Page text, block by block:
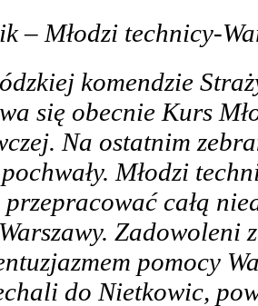
– Młodzi technicy-
komendzie
się obecnie Kurs
Na ostatnim
Młodzi
całą
Zadowoleni
pomocy
do Nietkowic,